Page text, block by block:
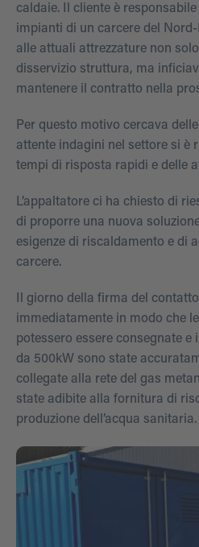
caldaie. Il cliente è
impianti di un carcere del
alle attuali attrezzature non
disservizio struttura, ma
mantenere il contratto nella
Per questo motivo cercava
attente indagini nel settore si è
tempi di risposta rapidi e delle
L’appaltatore ci ha chiesto di
di proporre una nuova
esigenze di riscaldamento e di
carcere.
Il giorno della firma del
immediatamente in modo che
potessero essere consegnate
da 500kW sono state
collegate alla rete del gas
state adibite alla fornitura di
produzione dell’acqua sanitaria.